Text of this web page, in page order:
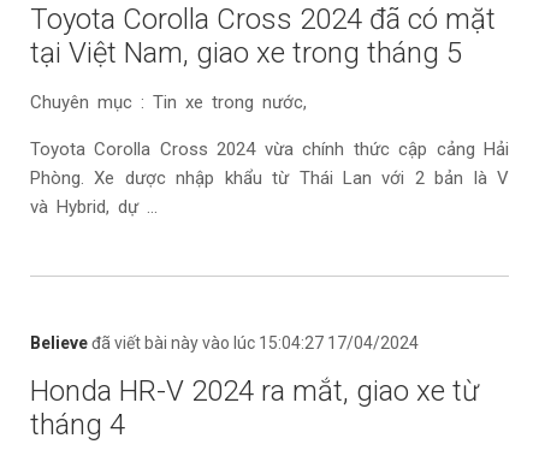
Toyota Corolla Cross 2024 đã có mặt
tại Việt Nam, giao xe trong tháng 5
Chuyên mục : Tin xe trong nước,
Toyota Corolla Cross 2024 vừa chính thức cập cảng Hải
Phòng. Xe dược nhập khẩu từ Thái Lan với 2 bản là V
và Hybrid, dự ...
Believeđã viết bài này vào lúc 15:04:27 17/04/2024
Honda HR-V 2024 ra mắt, giao xe từ
tháng 4